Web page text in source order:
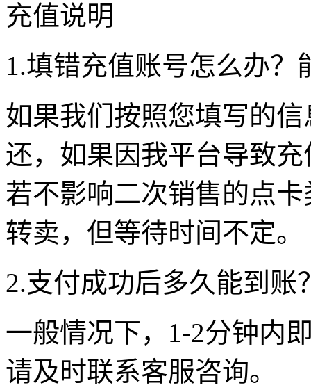
充值说明
1.填错充值账号怎么办？
如果我们按照您填写的
还，如果因我平台导致
若不影响二次销售的点
转卖，但等待时间不定。
2.支付成功后多久能到账
一般情况下，1-2分钟内
请及时联系客服咨询。